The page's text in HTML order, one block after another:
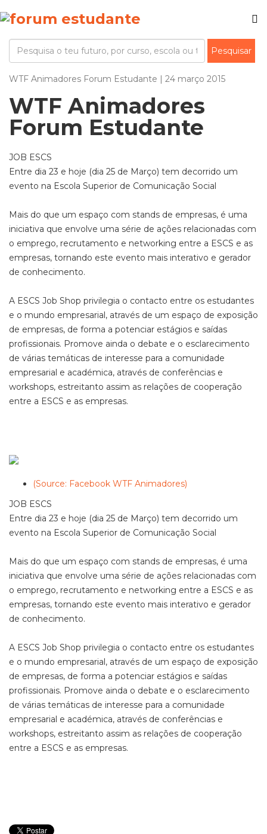
WTF Animadores Forum Estudante | 24 março 2015
WTF Animadores
Forum Estudante
JOB ESCS
Entre dia 23 e hoje (dia 25 de Março) tem decorrido um
evento na Escola Superior de Comunicação Social
Mais do que um espaço com stands de empresas, é uma
iniciativa que envolve uma série de ações relacionadas com
o emprego, recrutamento e networking entre a ESCS e as
empresas, tornando este evento mais interativo e gerador
de conhecimento.
A ESCS Job Shop privilegia o contacto entre os estudantes
e o mundo empresarial, através de um espaço de exposição
de empresas, de forma a potenciar estágios e saídas
profissionais. Promove ainda o debate e o esclarecimento
de várias temáticas de interesse para a comunidade
empresarial e académica, através de conferências e
workshops, estreitanto assim as relações de cooperação
entre a ESCS e as empresas.
(Source: Facebook WTF Animadores)
JOB ESCS
Entre dia 23 e hoje (dia 25 de Março) tem decorrido um
evento na Escola Superior de Comunicação Social
Mais do que um espaço com stands de empresas, é uma
iniciativa que envolve uma série de ações relacionadas com
o emprego, recrutamento e networking entre a ESCS e as
empresas, tornando este evento mais interativo e gerador
de conhecimento.
A ESCS Job Shop privilegia o contacto entre os estudantes
e o mundo empresarial, através de um espaço de exposição
de empresas, de forma a potenciar estágios e saídas
profissionais. Promove ainda o debate e o esclarecimento
de várias temáticas de interesse para a comunidade
empresarial e académica, através de conferências e
workshops, estreitanto assim as relações de cooperação
entre a ESCS e as empresas.